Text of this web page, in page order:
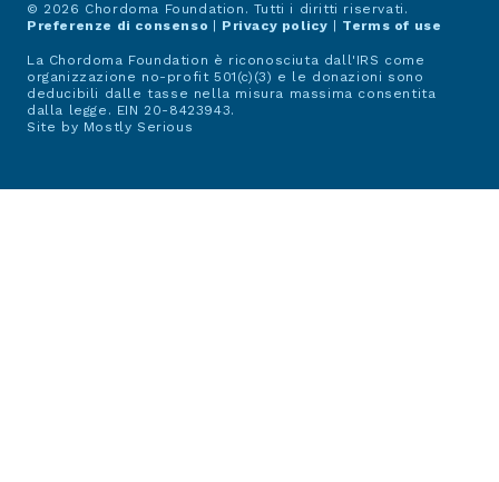
© 2026 Chordoma Foundation. Tutti i diritti riservati.
Preferenze di consenso
Privacy policy Terms of use
La Chordoma Foundation è riconosciuta dall'IRS come
organizzazione no-profit 501(c)(3) e le donazioni sono
deducibili dalle tasse nella misura massima consentita
dalla legge. EIN 20-8423943.
Site by Mostly Serious